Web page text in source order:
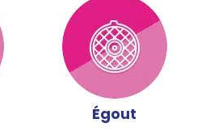
Égout